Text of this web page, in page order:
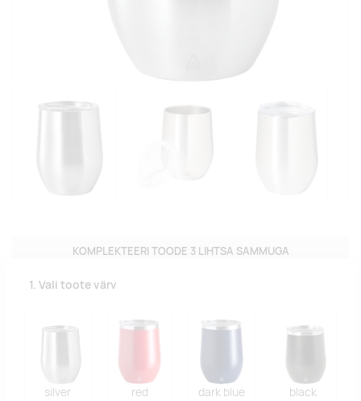
KOMPLEKTEERI TOODE 3 LIHTSA SAMMUGA
1. Vali toote värv
silver red dark blue black